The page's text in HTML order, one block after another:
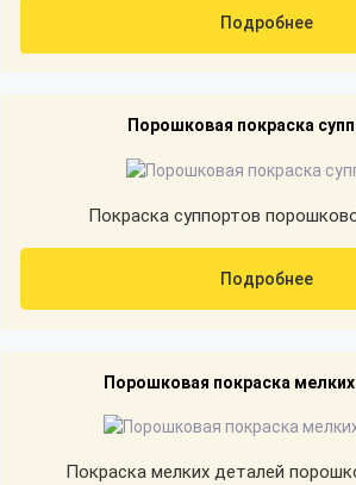
Подробнее
Порошковая покраска
Покраска суппортов
Подробнее
Порошковая покраска
Покраска мелких деталей